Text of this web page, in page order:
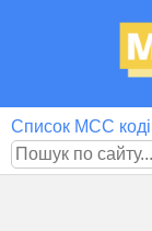
Список MCC